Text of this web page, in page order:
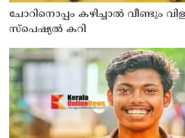
ചോറിനൊപ്പം കഴിച്ചാൽ വീണ്ടും
സ്പെഷ്യൽ കറി